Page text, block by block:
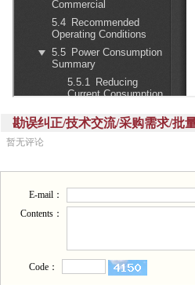
勘误纠正/技术交流/采购需求/批
暂无评论
E-mail：
Contents：
Code：